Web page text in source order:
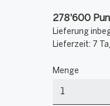
278'600
Lieferung
Lieferzeit: 7
Menge